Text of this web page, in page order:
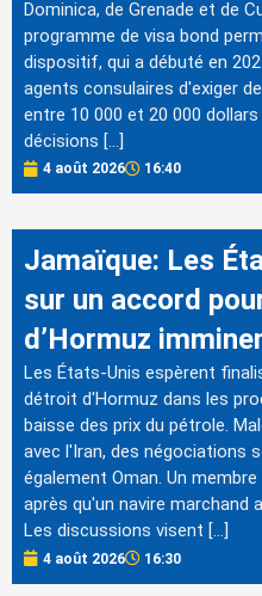
Dominica, de Grenade et de
programme de visa bond
dispositif, qui a débuté en
agents consulaires d'exiger
entre 10 000 et 20 000
décisions […]
4 août 2026 16:40
Jamaïque: Les
sur un accord
d’Hormuz
Les États-Unis espèrent
détroit d'Hormuz dans les
baisse des prix du pétrole.
avec l'Iran, des négociations
également Oman. Un
après qu'un navire marchand
Les discussions visent […]
4 août 2026 16:30